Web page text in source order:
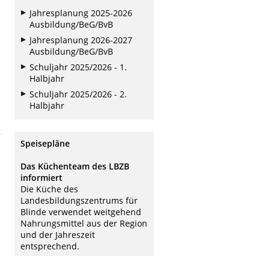
Jahresplanung 2025-2026
Ausbildung/BeG/BvB
Jahresplanung 2026-2027
Ausbildung/BeG/BvB
Schuljahr 2025/2026 - 1.
Halbjahr
Schuljahr 2025/2026 - 2.
Halbjahr
Speisepläne
Das Küchenteam des LBZB
informiert
Die Küche des
Landesbildungszentrums für
Blinde verwendet weitgehend
Nahrungsmittel aus der Region
und der Jahreszeit
entsprechend.